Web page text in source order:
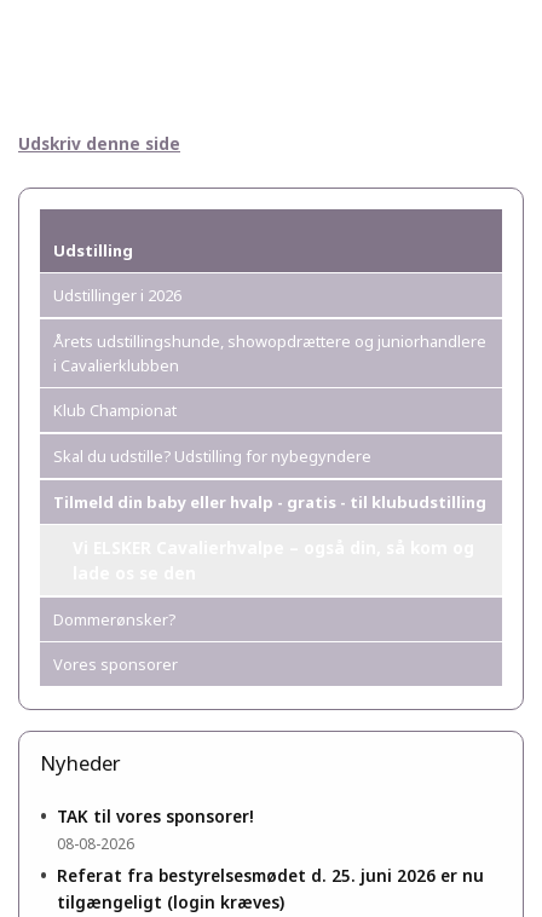
Udskriv denne side
Udstilling
Udstillinger i 2026
Årets udstillingshunde, showopdrættere og juniorhandlere
i Cavalierklubben
Klub Championat
Skal du udstille? Udstilling for nybegyndere
Tilmeld din baby eller hvalp - gratis - til klubudstilling
Dommerønsker?
Vores sponsorer
Nyheder
• TAK til vores sponsorer!
08-08-2026
• Referat fra bestyrelsesmødet d. 25. juni 2026 er nu
tilgængeligt (login kræves)